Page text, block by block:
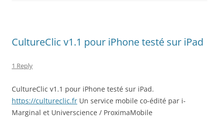
CultureClic v1.1 pour iPhone testé sur iPad
1 Reply
CultureClic v1.1 pour iPhone testé sur iPad.
https://cultureclic.fr Un service mobile co-édité par i-
Marginal et Universcience / ProximaMobile